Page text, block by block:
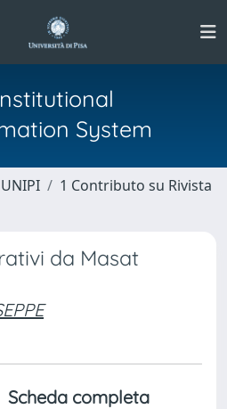
System
1 Contributo su Rivista
da Masat
Scheda completa